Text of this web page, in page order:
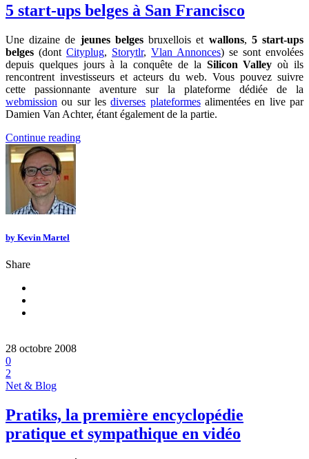
5 start-ups belges à San Francisco
Une dizaine de jeunes belgesbruxellois et wallons, 5 start-ups
belges (dont Cityplug, Storytlr, Vlan Annonces) se sont envolées
depuis quelques jours à la conquête de la Silicon Valley où ils
rencontrent investisseurs et acteurs du web. Vous pouvez suivre
cette passionnante aventure sur la plateforme dédiée de la
webmission ou sur lesdiverses plateformesalimentées en live par
Damien Van Achter, étant également de la partie.
Continue reading
by Kevin Martel
Share
28 octobre 2008
0
2
Net & Blog
Pratiks, la première encyclopédie
pratique et sympathique en vidéo